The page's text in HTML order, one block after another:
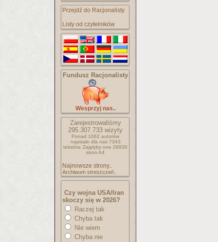
Przejdź do Racjonalisty
Listy od czytelników
Fundusz Racjonalisty
Wesprzyj nas..
Zarejestrowaliśmy
295.307.733 wizyty
Ponad 1062 autorów
napisało dla nas 7343
tekstów. Zajęłyby one 28930
stron A4
Najnowsze strony..
Archiwum streszczeń..
Czy wojna USA/Iran
skoczy się w 2026?
Raczej tak
Chyba tak
Nie wiem
Chyba nie